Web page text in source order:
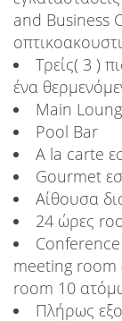
and Business
Τρείς( 3 )
ένα
Main
Pool Bar
A la carte
Gourmet
Αίθουσα
24 ώρες
meeting room
room 10
Πλήρως